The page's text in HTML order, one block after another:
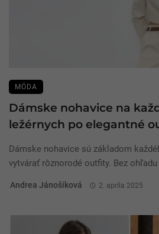
MÓDA
Dámske nohavice na
ležérnych po elegantné
Dámske nohavice sú základom
vytvárať rôznorodé outfity. Bez
Andrea Jánošíková 2. apríla 2025